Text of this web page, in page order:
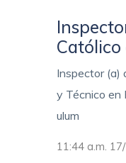
Católico
Inspector (a)
y Técnico en
ulum
11:44 a.m.